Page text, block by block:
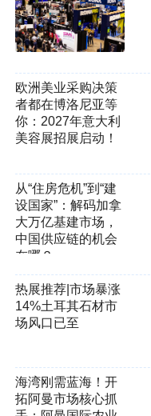
欧洲美业采购决策
者都在博洛尼亚等
你：2027年意大利
美容展招展启动！
热展推荐|市场暴涨
14%土耳其石材市
场风口已至